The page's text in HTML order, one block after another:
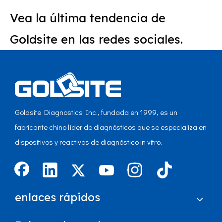
Vea la última tendencia de
Goldsite en las redes sociales.
Goldsite Diagnostics Inc., fundada en 1999, es un
fabricante chino líder de diagnósticos que se especializa en
dispositivos y reactivos de diagnóstico in vitro.
enlaces rápidos